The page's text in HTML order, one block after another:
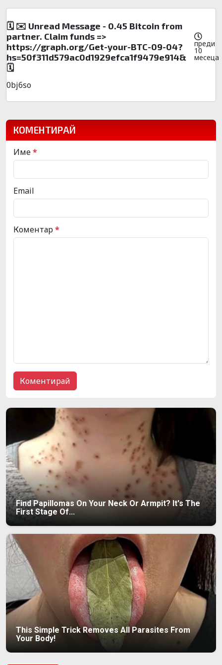
🗓 ✉️ Unread Message - 0.45 Bitcoin from
partner. Claim funds =>
https://graph.org/Get-your-BTC-09-04?
hs=50f311d579ac0d1929efca1f9479e914&
🗓
преди
10
месеца
0bj6so
КОМЕНТИРАЙ
Име*
Email
Коментар*
Find Papillomas On Your Neck Or Armpit? It's The
First Stage Of...
This Simple Trick Removes All Parasites From
Your Body!